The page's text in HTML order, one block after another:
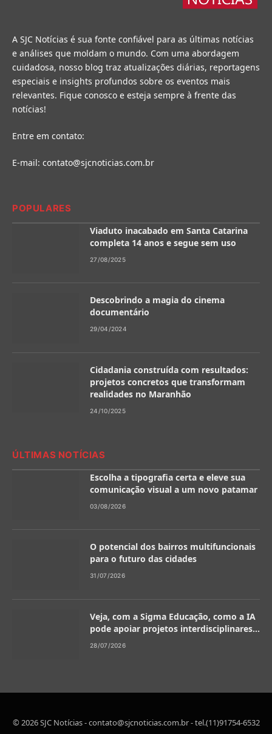
A SJC Notícias é sua fonte confiável para as últimas notícias
e análises que moldam o mundo. Com uma abordagem
cuidadosa, nosso blog traz atualizações diárias, reportagens
especiais e insights profundos sobre os eventos mais
relevantes. Fique conosco e esteja sempre à frente das
notícias!
Entre em contato:
E-mail: contato@sjcnoticias.com.br
POPULARES
Viaduto inacabado em Santa Catarina
completa 14 anos e segue sem uso
27/08/2025
Descobrindo a magia do cinema
documentário
29/04/2024
Cidadania construída com resultados:
projetos concretos que transformam
realidades no Maranhão
24/10/2025
ÚLTIMAS NOTÍCIAS
Escolha a tipografia certa e eleve sua
comunicação visual a um novo patamar
03/08/2026
O potencial dos bairros multifuncionais
para o futuro das cidades
31/07/2026
Veja, com a Sigma Educação, como a IA
pode apoiar projetos interdisciplinares
na escola
28/07/2026
© 2026 SJC Notícias -contato@sjcnoticias.com.br- tel.(11)91754-6532